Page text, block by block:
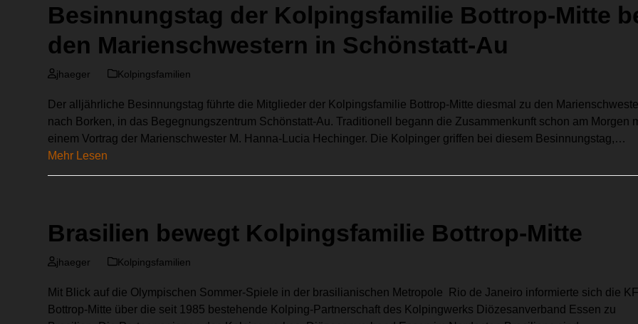
Besinnungstag der Kolpingsfamilie Bottrop-Mitte
den Marienschwestern in Schönstatt-Au
jhaeger Kolpingsfamilien
Der alljährliche Besinnungstag führte die Mitglieder der Kolpingsfamilie Bottrop-Mitte diesmal zu den
nach Borken, in das Begegnungszentrum Schönstatt-Au. Traditionell begann die Zusammenkunft schon am Morgen
einem Vortrag der Marienschwester M. Hanna-Lucia Hechinger. Die Kolpinger griffen bei diesem Besinnungstag,…
Mehr Lesen
Brasilien bewegt Kolpingsfamilie Bottrop-Mitte
jhaeger Kolpingsfamilien
Mit Blick auf die Olympischen Sommer-Spiele in der brasilianischen Metropole Rio de Janeiro informierte sich die KF
Bottrop-Mitte über die seit 1985 bestehende Kolping-Partnerschaft des Kolpingwerks Diözesanverband Essen zu